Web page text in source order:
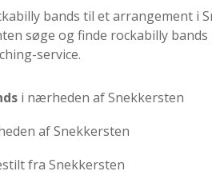
bands til et arrangement i
søge og finde rockabilly
service.
i nærheden af Snekkersten
af Snekkersten
fra Snekkersten